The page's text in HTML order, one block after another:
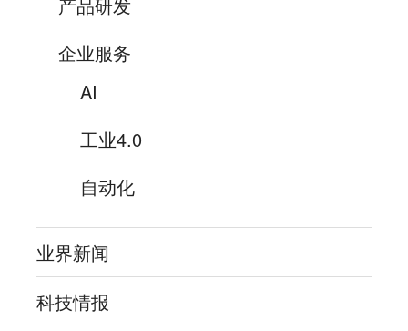
企业服务
AI
工业4.0
自动化
业界新闻
科技情报